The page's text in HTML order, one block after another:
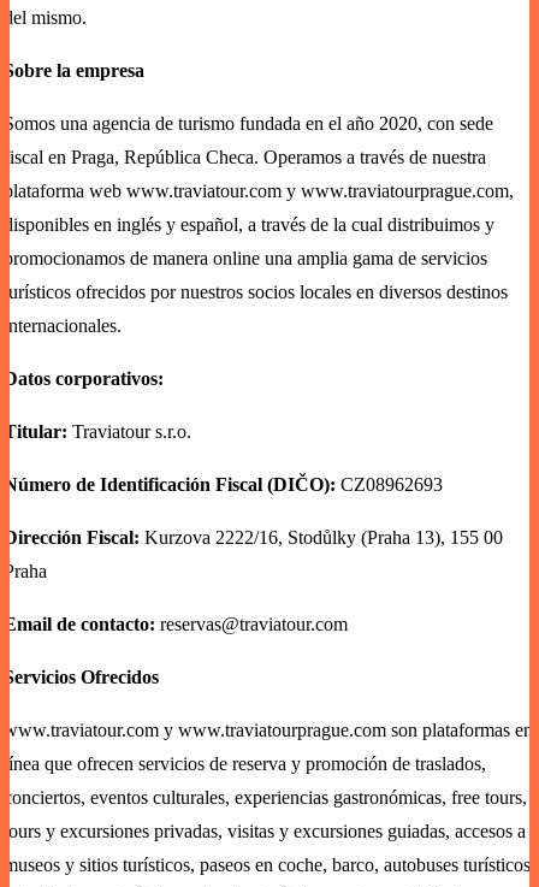
del mismo.
Sobre la empresa
Somos una agencia de turismo fundada en el año 2020, con sede
fiscal en Praga, República Checa. Operamos a través de nuestra
plataforma web www.traviatour.com y www.traviatourprague.com,
disponibles en inglés y español, a través de la cual distribuimos y
promocionamos de manera online una amplia gama de servicios
turísticos ofrecidos por nuestros socios locales en diversos destinos
internacionales.
Datos corporativos:
Titular: Traviatour s.r.o.
Número de Identificación Fiscal (DIČO): CZ08962693
Dirección Fiscal: Kurzova 2222/16, Stodůlky (Praha 13), 155 00
Praha
Email de contacto: reservas@traviatour.com
Servicios Ofrecidos
www.traviatour.com y www.traviatourprague.com son plataformas en
línea que ofrecen servicios de reserva y promoción de traslados,
conciertos, eventos culturales, experiencias gastronómicas, free tours,
tours y excursiones privadas, visitas y excursiones guiadas, accesos a
museos y sitios turísticos, paseos en coche, barco, autobuses turísticos,